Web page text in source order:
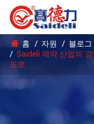
홈 자원
블로그
Saideli 제약 산업의
도로